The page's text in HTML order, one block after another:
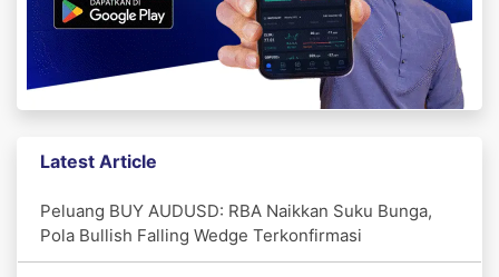
Latest Article
Peluang BUY AUDUSD: RBA Naikkan Suku Bunga,
Pola Bullish Falling Wedge Terkonfirmasi